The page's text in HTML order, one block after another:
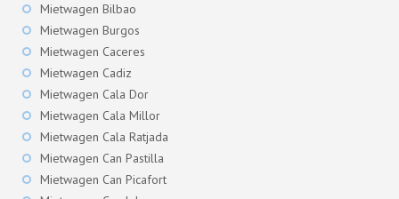
Mietwagen Bilbao
Mietwagen Burgos
Mietwagen Caceres
Mietwagen Cadiz
Mietwagen Cala Dor
Mietwagen Cala Millor
Mietwagen Cala Ratjada
Mietwagen Can Pastilla
Mietwagen Can Picafort